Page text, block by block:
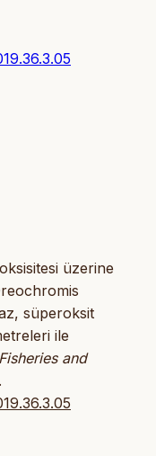
üzerine
süperoksit
ile
and